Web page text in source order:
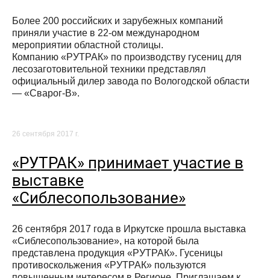
Более 200 российских и зарубежных компаний
приняли участие в 22-ом международном
мероприятии областной столицы.
Компанию «РУТРАК» по производству гусениц для
лесозаготовительной техники представлял
официальный дилер завода по Вологодской области
— «Сварог-В».
26 сентября 2017 г.
«РУТРАК» принимает участие в
выставке
«Сиблесопользование»
26 сентября 2017 года в Иркутске прошла выставка
«Сиблесопользование», на которой была
представлена продукция «РУТРАК». Гусеницы
противоскольжения «РУТРАК» пользуются